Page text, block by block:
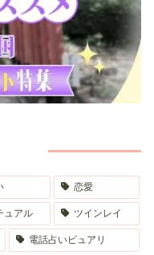
恋愛
ュアル ツインレイ
電話占いピュアリ